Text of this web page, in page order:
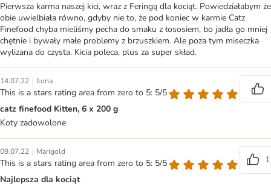
Pierwsza karma naszej kici, wraz z Feringą dla kociąt. Powiedziałabym że
obie uwielbiała równo, gdyby nie to, że pod koniec w karmie Catz
Finefood chyba mieliśmy pecha do smaku z łososiem, bo jadła go mniej
chętnie i bywały małe problemy z brzuszkiem. Ale poza tym miseczka
wylizana do czysta. Kicia poleca, plus za super skład.
14.07.22 | Ilona
This is a stars rating area from zero to 5: 5/5
catz finefood Kitten, 6 x 200 g
Koty zadowolone
09.07.22 | Marigold
This is a stars rating area from zero to 5: 5/5
1
Najlepsza dla kociąt